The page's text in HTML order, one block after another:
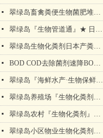
넷 翠绿岛畜禽粪便生物菌肥堆肥发酵剂★提高农作物产量和品质
넷 翠绿岛『生物管道通』★ 日本产生物法管道疏通保持包邮！
넷 翠绿岛生物化粪剂日本产粪便分解降解处理好帮手！
넷 BOD COD去除菌剂速降BOD COD污水处理垃圾渗滤液化工废水生物菌剂
넷 翠绿岛『海鲜水产·生物保鲜活剂』★日本产生物保鲜活剂
넷 翠绿岛养殖场『生物化粪剂』★ 日本产粪便分解降化解处理产品
넷 翠绿岛农村『生物化粪剂』日本产粪便分解降化解处理产品化粪池清理化粪池清掏化粪池清理方案生物有益菌翠绿岛
넷 翠绿岛小区物业生物化粪剂日本粪便分解降化解处理产品化粪池清理化粪池清掏化粪池清理方案生物有益菌翠绿岛